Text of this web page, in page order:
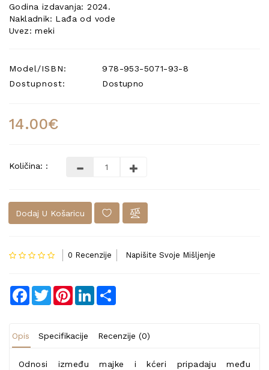
Godina izdavanja: 2024.
Nakladnik: Lađa od vode
Uvez: meki
Model/ISBN:
978-953-5071-93-8
Dostupnost:
Dostupno
14.00€
Količina: :
Dodaj U Košaricu
0 Recenzije Napišite Svoje Mišljenje
Facebook
TwitterPinterestLinkedIn
Opis Specifikacije Recenzije (0)
Odnosi između majke i kćeri pripadaju među